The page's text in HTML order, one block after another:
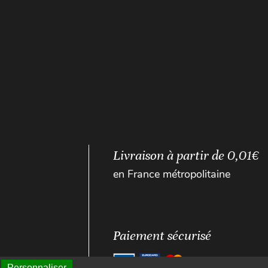
Livraison à partir de 0,01€
en France métropolitaine
Paiement sécurisé